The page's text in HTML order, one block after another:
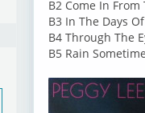
B2 Come In From
B3 In The Days
B4 Through The
B5 Rain